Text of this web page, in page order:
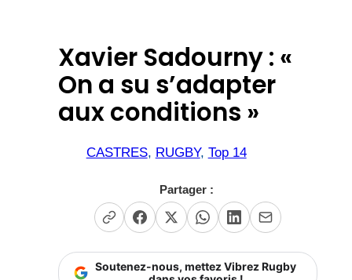
Xavier Sadourny : «
On a su s’adapter
aux conditions »
CASTRES, RUGBY, Top 14
Partager :
Soutenez-nous, mettez Vibrez Rugby